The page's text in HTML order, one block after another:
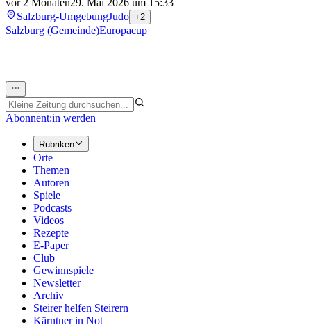
vor 2 Monaten29. Mai 2026 um 15:33
Salzburg-UmgebungJudo +2
Salzburg (Gemeinde)Europacup
Abonnent:in werden
Rubriken
Orte
Themen
Autoren
Spiele
Podcasts
Videos
Rezepte
E-Paper
Club
Gewinnspiele
Newsletter
Archiv
Steirer helfen Steirern
Kärntner in Not